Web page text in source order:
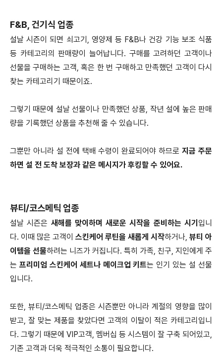
F&B, 건기식 업종
설날 시즌이 되면 쇠고기, 영양제 등 F&B나 건강 기능 보조 식품
등 카테고리의 판매량이 늘어납니다. 구매를 고려하던 고객이나
선물을 구매하는 고객, 혹은 한 번 구매하고 만족했던 고객이 다시
찾는 카테고리기 때문이죠.
그렇기 때문에 설날 선물이나 만족했던 상품, 작년 설에 높은 판매
량을 기록했던 상품을 추천해 줄 수 있습니다.
그뿐만 아니라 설 전에 택배 수령이 완료되어야 하므로지금 주문
하면 설 전 도착 보장과 같은 메시지가 후킹할 수 있어요.
뷰티/코스메틱 업종
설날 시즌은 새해를 맞이하며 새로운 시작을 준비하는 시기 입니
다. 이때 많은 고객이 스킨케어 루틴을 새롭게 시작하거나, 뷰티 아
이템을 선물하려는 니즈가 커집니다. 특히 가족, 친구, 지인에게 주
는 프리미엄 스킨케어 세트나 메이크업 키트는 인기 있는 설 선물
입니다.
또한, 뷰티/코스메틱 업종은 시즌뿐만 아니라 계절의 영향을 많이
받고, 잘 맞는 제품을 찾았다면 고객의 이탈이 적은 카테고리입니
다. 그렇기 때문에 VIP고객, 멤버십 등 시스템이 잘 구축 되어있고,
기존 고객과 더욱 적극적인 소통이 필요합니다.